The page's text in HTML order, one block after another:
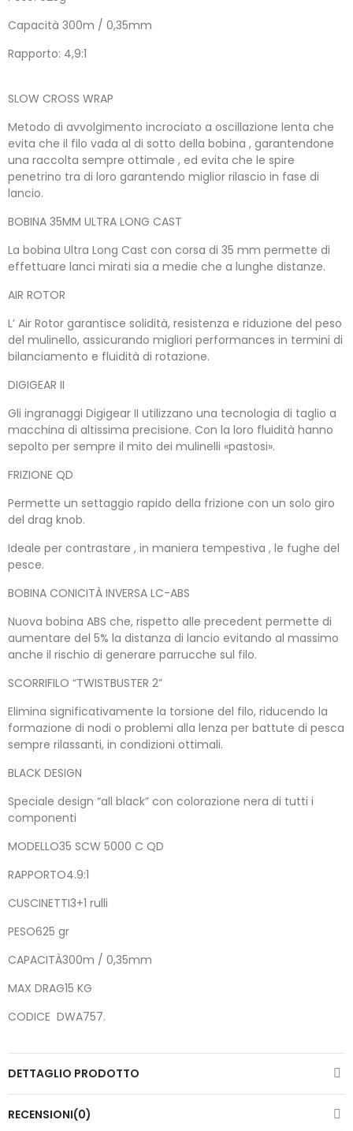
Capacità 300m / 0,35mm
Rapporto: 4,9:1
SLOW CROSS WRAP
Metodo di avvolgimento incrociato a oscillazione lenta che
evita che il filo vada al di sotto della bobina , garantendone
una raccolta sempre ottimale , ed evita che le spire
penetrino tra di loro garantendo miglior rilascio in fase di
lancio.
BOBINA 35MM ULTRA LONG CAST
La bobina Ultra Long Cast con corsa di 35 mm permette di
effettuare lanci mirati sia a medie che a lunghe distanze.
AIR ROTOR
L’ Air Rotor garantisce solidità, resistenza e riduzione del peso
del mulinello, assicurando migliori performances in termini di
bilanciamento e fluidità di rotazione.
DIGIGEAR II
Gli ingranaggi Digigear II utilizzano una tecnologia di taglio a
macchina di altissima precisione. Con la loro fluidità hanno
sepolto per sempre il mito dei mulinelli «pastosi».
FRIZIONE QD
Permette un settaggio rapido della frizione con un solo giro
del drag knob.
Ideale per contrastare , in maniera tempestiva , le fughe del
pesce.
BOBINA CONICITÀ INVERSA LC-ABS
Nuova bobina ABS che, rispetto alle precedent permette di
aumentare del 5% la distanza di lancio evitando al massimo
anche il rischio di generare parrucche sul filo.
SCORRIFILO “TWISTBUSTER 2”
Elimina significativamente la torsione del filo, riducendo la
formazione di nodi o problemi alla lenza per battute di pesca
sempre rilassanti, in condizioni ottimali.
BLACK DESIGN
Speciale design “all black” con colorazione nera di tutti i
componenti
MODELLO35 SCW 5000 C QD
RAPPORTO4.9:1
CUSCINETTI3+1 rulli
PESO625 gr
CAPACITÀ300m / 0,35mm
MAX DRAG15 KG
CODICE DWA757.
DETTAGLIO PRODOTTO
RECENSIONI(0)